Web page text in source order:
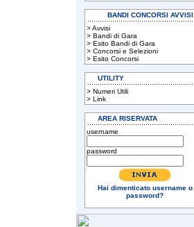
BANDI CONCORSI AVVISI
>Avvisi
> Bandi di Gara
> Esito Bandi di Gara
> Concorsi e Selezioni
> Esito Concorsi
UTILITY
> Numeri Utili
> Link
AREA RISERVATA
username
password
Hai dimenticato username o
password?